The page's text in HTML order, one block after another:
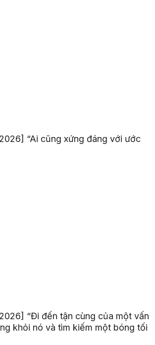
“Ai cũng xứng đáng với ước
“Đi đến tận cùng của một vấn
khỏi nó và tìm kiếm một bóng tối